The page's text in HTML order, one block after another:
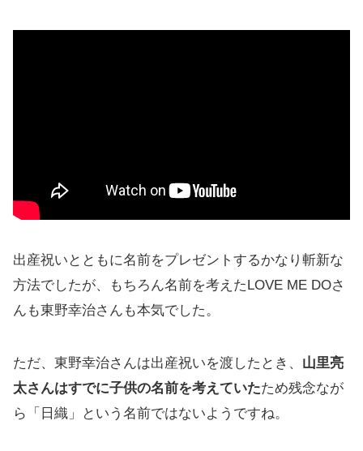
出産祝いとともに名前をプレゼントするかなり斬新な
方法でしたが、もちろん名前を考えたLOVE ME DOさ
んも東野幸治さんも本気でした。
ただ、東野幸治さんは出産祝いを渡したとき、 山里亮
太さんはすでに子供の名前を考えていたため残念なが
ら「日織」という名前ではないようですね。